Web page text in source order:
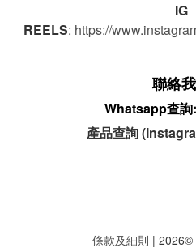
IG
REELS: https://
聯絡
Whatsapp查詢:
產品查詢
條款及細則 | 2026©